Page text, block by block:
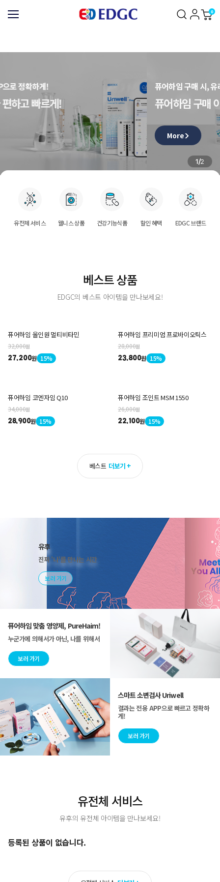
0
결과는 60초 전용 APP으로 정확하게!
검사는 어디서나 편하고 빠르게!
More
1/2
유전체 서비스 웰니스 상품 건강기능식품 할인 혜택 EDGC 브랜드
베스트 상품
EDGC의 베스트 아이템을 만나보세요!
퓨어하임 올인원 멀티비타민
32,000원
27,200원 15%
퓨어하임 프리미엄 프로바이오틱스
28,000원
23,800원 15%
퓨어하임 코엔자임 Q10
34,000원
28,900원 15%
퓨어하임 조인트 MSM 1550
26,000원
22,100원 15%
베스트 더보기 +
유후
진짜 '나'를 만나는 시간
보러 가기
퓨어하임 맞춤 영양제, PureHaim!
누군가에 의해서가 아닌, 나를 위해서
보러 가기
스마트 소변검사 Uriwell
결과는 전용 APP으로 빠르고 정확하
게!
보러 가기
유전체 서비스
유후의 유전체 아이템을 만나보세요!
등록된 상품이 없습니다.